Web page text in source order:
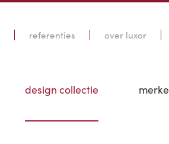
referenties over luxor
design collectie